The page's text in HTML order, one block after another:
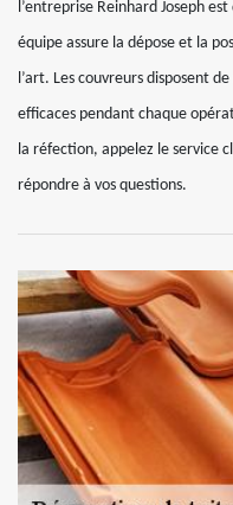
l’entreprise Reinhard Joseph
équipe assure la dépose et la
l’art. Les couvreurs disposent
efficaces pendant chaque
la réfection, appelez le service
répondre à vos questions.